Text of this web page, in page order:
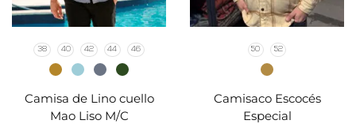
38 40 42 44 46
Camisa de Lino cuello
Mao Liso M/C
50 52
Camisaco Escocés
Especial